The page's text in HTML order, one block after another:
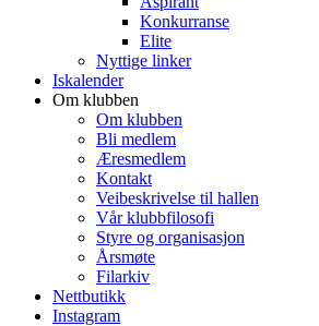
Konkurranse
Elite
Nyttige linker
Iskalender
Om klubben
Om klubben
Bli medlem
Æresmedlem
Kontakt
Veibeskrivelse til hallen
Vår klubbfilosofi
Styre og organisasjon
Årsmøte
Filarkiv
Nettbutikk
Instagram